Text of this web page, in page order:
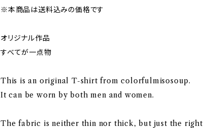
※本商品は送料込みの価格です
オリジナル作品
すべてが一点物
This is an original T-shirt from colorfulmisosoup.
It can be worn by both men and women.
The fabric is neither thin nor thick, but just the right